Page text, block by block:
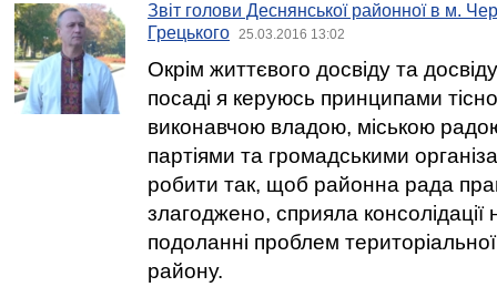
Звіт голови Деснянської районної в м.
Грецького
25.03.2016 13:02
Окрім життєвого досвіду та
посаді я керуюсь принципами
виконавчою владою, міською
партіями та громадськими
робити так, щоб районна рада
злагоджено, сприяла
подоланні проблем
району.